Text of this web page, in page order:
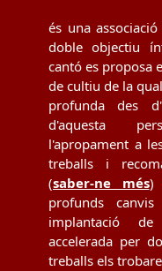
és una
doble objectiu
cantó es proposa
de cultiu de la
profunda des
d'aquesta
l'apropament a
treballs i
(saber-ne més)
profunds
implantació de
accelerada per
treballs els